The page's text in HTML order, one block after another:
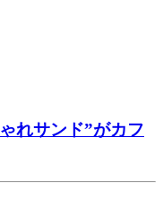
れサンド”がカフ